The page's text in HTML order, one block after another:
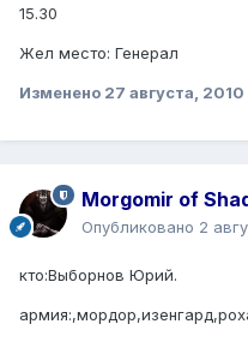
15.30
Жел место: Генерал
Изменено 27 августа, 2010
Morgomir of
Опубликовано 2
кто:Выборнов Юрий.